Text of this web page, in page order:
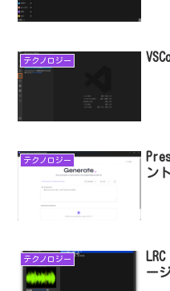
テクノロジー
テクノロジー
ン
テクノロジー
ー